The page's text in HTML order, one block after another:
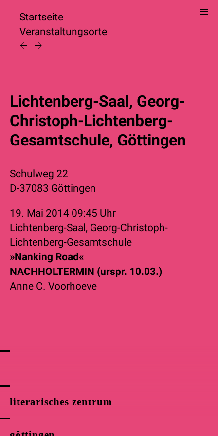
literarisches zentrum
Startseite
Veranstaltungsorte
Lichtenberg-Saal, Georg-
Christoph-Lichtenberg-
Gesamtschule, Göttingen
Schulweg 22
D-37083 Göttingen
19. Mai 2014 09:45 Uhr
Lichtenberg-Saal, Georg-Christoph-
Lichtenberg-Gesamtschule
»Nanking Road«
NACHHOLTERMIN (urspr. 10.03.)
Anne C. Voorhoeve